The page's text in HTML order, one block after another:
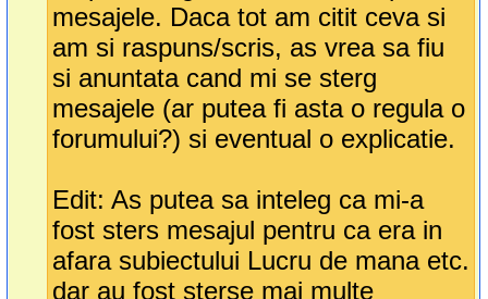
mesajele. Daca tot am citit ceva si
am si raspuns/scris, as vrea sa fiu
si anuntata cand mi se sterg
mesajele (ar putea fi asta o regula o
forumului?) si eventual o explicatie.
Edit: As putea sa inteleg ca mi-a
fost sters mesajul pentru ca era in
afara subiectului Lucru de mana etc.
dar au fost sterse mai multe